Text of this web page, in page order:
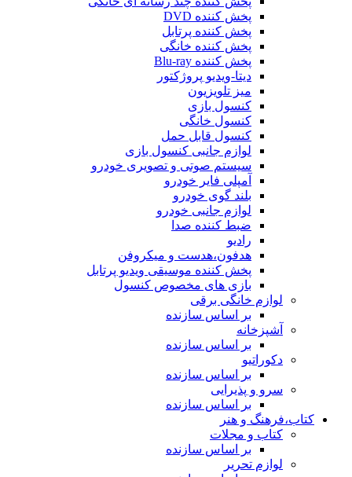
پخش کننده DVD
پخش کننده پرتابل
پخش کننده خانگی
پخش کننده Blu-ray
دیتا-ویدیو پروژکتور
میز تلویزیون
کنسول بازی
کنسول خانگی
کنسول قابل حمل
لوازم جانبی کنسول بازی
سیستم صوتی و تصویری خودرو
آمپلی فایر خودرو
بلند گوی خودرو
لوازم جانبی خودرو
ضبط کننده صدا
رادیو
هدفون،هدست و میکروفن
پخش کننده موسیقی ویدیو پرتابل
بازی های مخصوص کنسول
لوازم خانگی برقی
بر اساس سازنده
آشپزخانه
بر اساس سازنده
دکوراتیو
بر اساس سازنده
سرو و پذیرایی
بر اساس سازنده
کتاب،فرهنگ و هنر
کتاب و مجلات
بر اساس سازنده
لوازم تحریر